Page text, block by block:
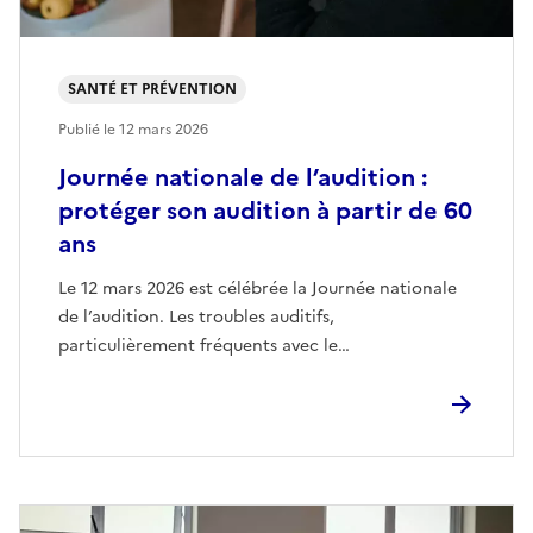
Journée nationale de l’audition :
protéger son audition à partir de 60
ans
Le 12 mars 2026 est célébrée la Journée nationale
de l’audition. Les troubles auditifs,
particulièrement fréquents avec le…
SANTÉ ET PRÉVENTION
Publié le12 mars 2026